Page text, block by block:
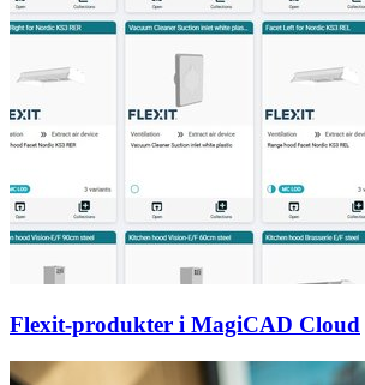
Flexit-produkter i MagiCAD Cloud